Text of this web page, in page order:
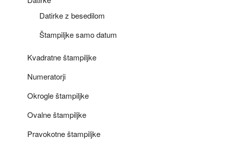
Datirke z besedilom
Štampiljke samo datum
Kvadratne štampiljke
Numeratorji
Okrogle štampiljke
Ovalne štampiljke
Pravokotne štampiljke